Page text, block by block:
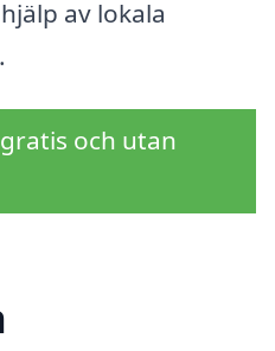
av lokala
och utan